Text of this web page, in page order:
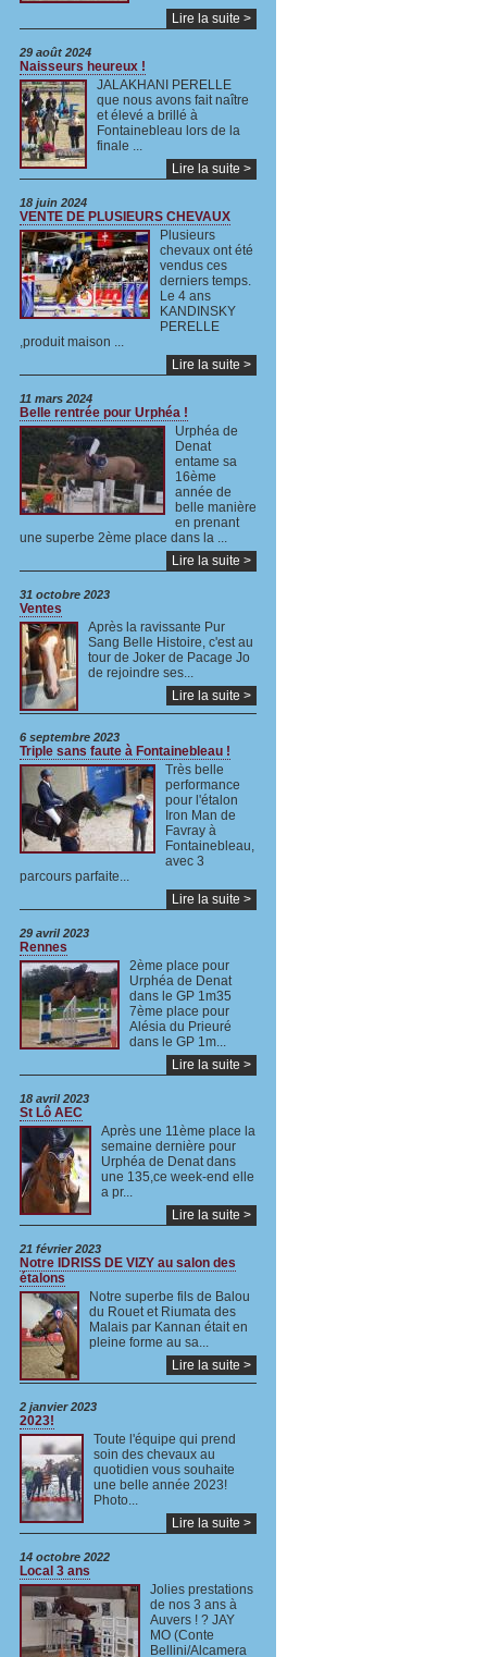
Lire la suite >
29 août 2024
Naisseurs heureux !
JALAKHANI PERELLE
que nous avons fait naître
et élevé a brillé à
Fontainebleau lors de la
finale ...
Lire la suite >
18 juin 2024
VENTE DE PLUSIEURS CHEVAUX
Plusieurs
chevaux ont été
vendus ces
derniers temps.
Le 4 ans
KANDINSKY
PERELLE
,produit maison ...
Lire la suite >
11 mars 2024
Belle rentrée pour Urphéa !
Urphéa de
Denat
entame sa
16ème
année de
belle manière
en prenant
une superbe 2ème place dans la ...
Lire la suite >
31 octobre 2023
Ventes
Après la ravissante Pur
Sang Belle Histoire, c'est au
tour de Joker de Pacage Jo
de rejoindre ses...
Lire la suite >
6 septembre 2023
Triple sans faute à Fontainebleau !
Très belle
performance
pour l'étalon
Iron Man de
Favray à
Fontainebleau,
avec 3
parcours parfaite...
Lire la suite >
29 avril 2023
Rennes
2ème place pour
Urphéa de Denat
dans le GP 1m35
7ème place pour
Alésia du Prieuré
dans le GP 1m...
Lire la suite >
18 avril 2023
St Lô AEC
Après une 11ème place la
semaine dernière pour
Urphéa de Denat dans
une 135,ce week-end elle
a pr...
Lire la suite >
21 février 2023
Notre IDRISS DE VIZY au salon des
étalons
Notre superbe fils de Balou
du Rouet et Riumata des
Malais par Kannan était en
pleine forme au sa...
Lire la suite >
2 janvier 2023
2023!
Toute l'équipe qui prend
soin des chevaux au
quotidien vous souhaite
une belle année 2023!
Photo...
Lire la suite >
14 octobre 2022
Local 3 ans
Jolies prestations
de nos 3 ans à
Auvers ! ? JAY
MO (Conte
Bellini/Alcamera